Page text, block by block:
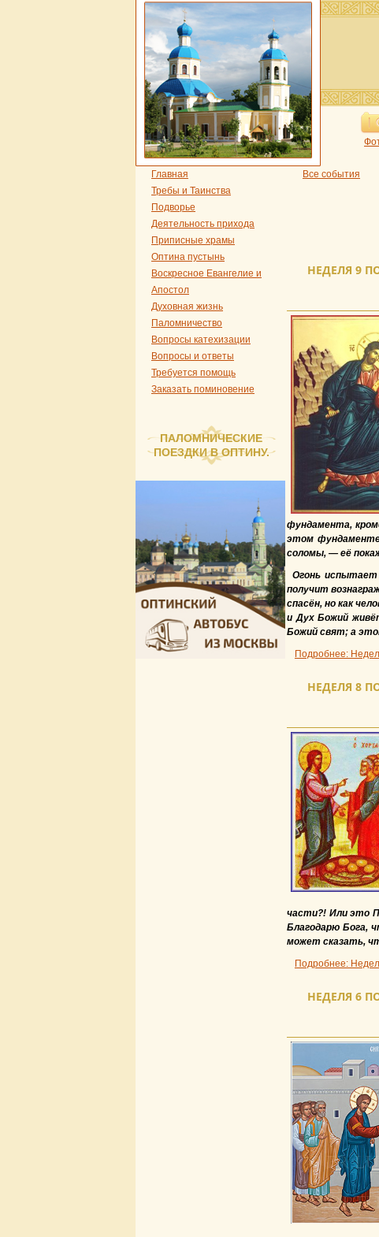
Главная
Требы и Таинства
Подворье
Деятельность прихода
Приписные храмы
Оптина пустынь
Воскресное Евангелие и
Апостол
Духовная жизнь
Паломничество
Вопросы катехизации
Вопросы и ответы
Требуется помощь
Заказать поминовение
ПАЛОМНИЧЕСКИЕ
ПОЕЗДКИ В ОПТИНУ.
Все события
НЕДЕЛЯ 9
фундамента,
этом фундаменте
соломы, — её
Огонь испытает
получит
спасён, но как
и Дух Божий
Божий свят; а
Подробнее:
НЕДЕЛЯ 8
части?! Или это
Благодарю Бога,
может сказать,
Подробнее:
НЕДЕЛЯ 6